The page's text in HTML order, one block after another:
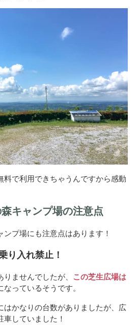
料で利用できちゃうんですから感動
キャンプ場の注意点
プ場にも注意点はあります！
り入れ禁止！
ませんでしたが、 この芝生広場は
なっているそうです。
はかなりの台数がありましたが、広
していました！